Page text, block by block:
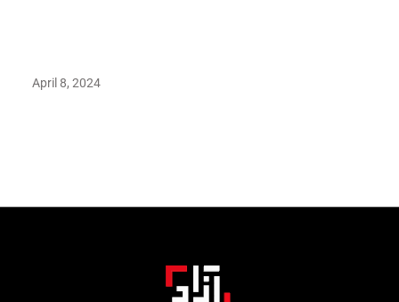
April 8, 2024